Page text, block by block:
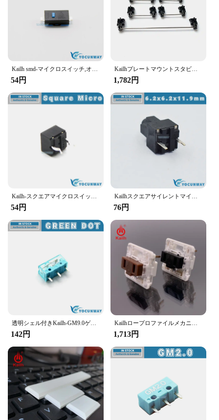
54円
Kailhプレートマウントスタビライザーブラックケース1350チョコレートスイッチメカニカルキーボード2u6.25u
1,782円
54円 76円
透明シェル付きKailh-GM9.0ゲーミングマウス,マイクロスイッチ,90万の耐久性,3ピン,新しいスタイル,オリジナル
142円
Kailhロープロファイルメカニカルキーボードスイッチ、超薄型ノートパソコン用リニア触覚ハンドフェリング卸売りcpg1232 10個
1,713円